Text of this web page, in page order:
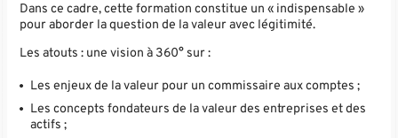
Dans ce cadre, cette formation constitue un « indispensable »
pour aborder la question de la valeur avec légitimité.
Les atouts : une vision à 360° sur :
Les enjeux de la valeur pour un commissaire aux comptes ;
Les concepts fondateurs de la valeur des entreprises et des
actifs ;